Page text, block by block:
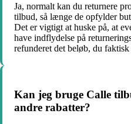
Ja, normalt kan du returnere
tilbud, så længe de opfylder
Det er vigtigt at huske på, at
have indflydelse på
refunderet det beløb, du faktisk
Kan jeg bruge Calle
andre rabatter?